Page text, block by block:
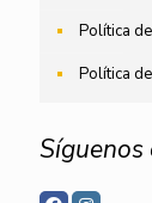
Política
Política
Síguenos